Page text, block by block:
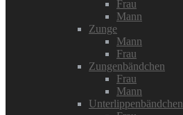
Frau
Mann
Zunge
Mann
Frau
Zungenbändchen
Frau
Mann
Unterlippenbändchen